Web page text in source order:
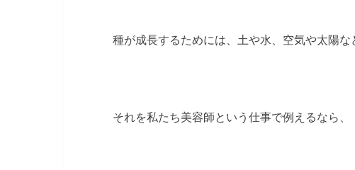
種が成長するためには、土や水、空気や太陽
それを私たち美容師という仕事で例えるなら、